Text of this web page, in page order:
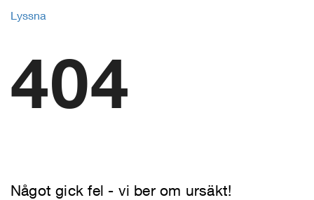
Lyssna
404
Något gick fel - vi ber om ursäkt!